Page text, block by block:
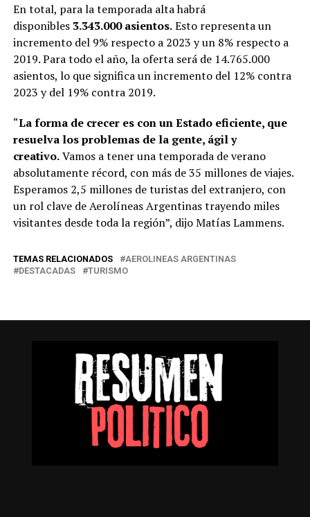
En total, para la temporada alta habrá
disponibles 3.343.000 asientos.Esto representa un
incremento del 9% respecto a 2023 y un 8% respecto a
2019. Para todo el año, la oferta será de 14.765.000
asientos, lo que significa un incremento del 12% contra
2023 y del 19% contra 2019.
“La forma de crecer es con un Estado eficiente, que
resuelva los problemas de la gente, ágil y
creativo.Vamos a tener una temporada de verano
absolutamente récord, con más de 35 millones de viajes.
Esperamos 2,5 millones de turistas del extranjero, con
un rol clave de Aerolíneas Argentinas trayendo miles
visitantes desde toda la región”, dijo Matías Lammens.
TEMAS RELACIONADOS
AEROLINEAS ARGENTINAS
DESTACADAS
TURISMO